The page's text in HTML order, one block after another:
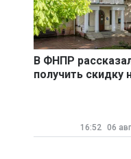
В ФНПР
получить скидку
16:52 06